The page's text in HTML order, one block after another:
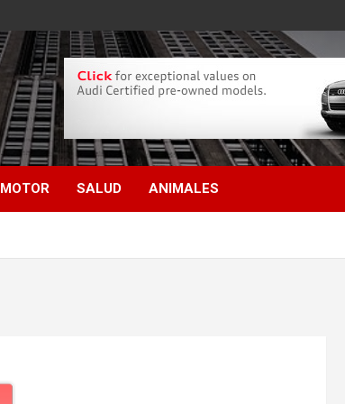
MOTOR SALUD ANIMALES